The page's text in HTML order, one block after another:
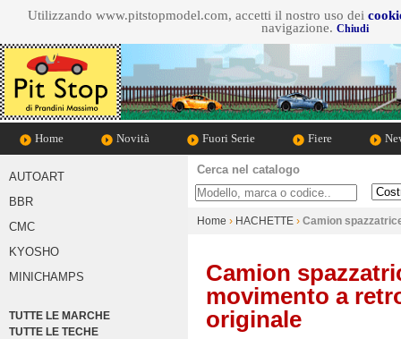
Utilizzando www.pitstopmodel.com, accetti il nostro uso dei
navigazione. Chiudi
Home Novità Fuori Serie Fiere
AUTOART
BBR
CMC
KYOSHO
MINICHAMPS
TUTTE LE MARCHE
TUTTE LE TECHE
Cerca nel catalogo
Cosa cerchi
Home › HACHETTE › Camion
Camion
movimento a
originale